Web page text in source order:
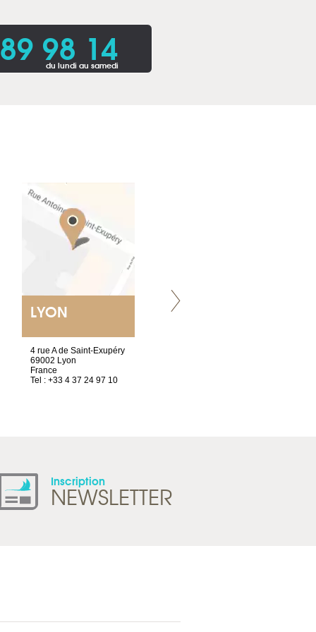
98 14
du lundi au samedi
LYON
4 rue A de Saint-Exupéry
69002 Lyon
France
Tel : +33 4 37 24 97 10
Inscription
NEWSLETTER